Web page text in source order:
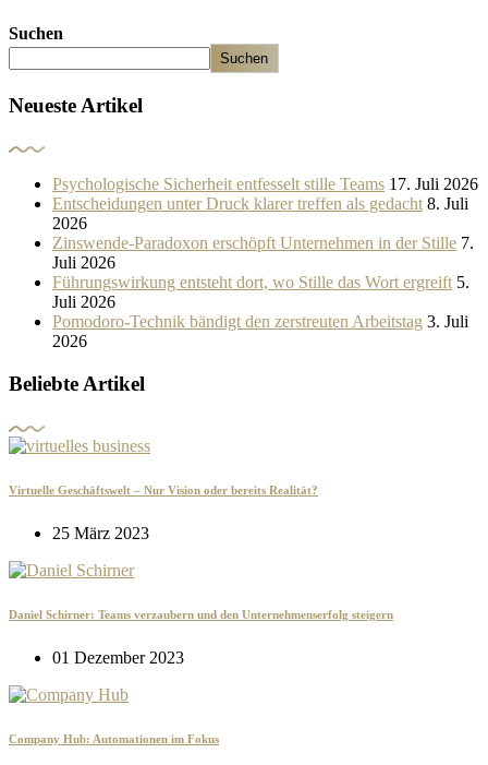
Suchen
Suchen
Neueste Artikel
Psychologische Sicherheit entfesselt stille Teams 17. Juli 2026
Entscheidungen unter Druck klarer treffen als gedacht 8. Juli
2026
Zinswende-Paradoxon erschöpft Unternehmen in der Stille 7.
Juli 2026
Führungswirkung entsteht dort, wo Stille das Wort ergreift 5.
Juli 2026
Pomodoro-Technik bändigt den zerstreuten Arbeitstag 3. Juli
2026
Beliebte Artikel
Virtuelle Geschäftswelt – Nur Vision oder bereits Realität?
25 März 2023
Daniel Schirner: Teams verzaubern und den Unternehmenserfolg steigern
01 Dezember 2023
Company Hub: Automationen im Fokus